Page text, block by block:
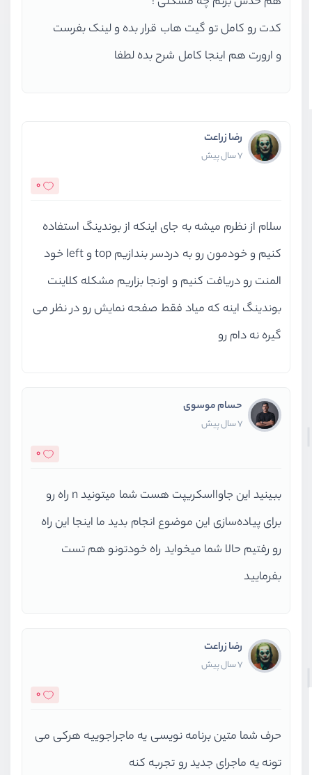
کدت رو کامل تو گیت هاب قرار بده و لینک بفرست
و ارورت هم اینجا کامل شرح بده لطفا
رضا زراعت
7 سال پیش
0
سلام از نظرم میشه به جای اینکه از بوندینگ استفاده
کنیم و خودمون رو به دردسر بندازیم top و left خود
المنت رو دریافت کنیم و اونجا بزاریم مشکله کلاینت
بوندینگ اینه که میاد فقط صفحه نمایش رو در نظر می
گیره نه دام رو
حسام موسوی
7 سال پیش
0
ببینید این جاوااسکریپت هست شما میتونید n راه رو
برای پیاده‌سازی این موضوع انجام بدید ما اینجا این راه
رو رفتیم حالا شما میخواید راه خودتونو هم تست
بفرمایید
رضا زراعت
7 سال پیش
0
حرف شما متین برنامه نویسی یه ماجراجوییه هرکی می
تونه یه ماجرای جدید رو تجربه کنه